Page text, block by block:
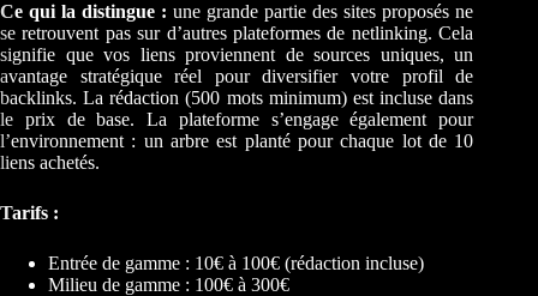
Ce qui la distingue : une grande partie des sites proposés ne
se retrouvent pas sur d’autres plateformes de netlinking. Cela
signifie que vos liens proviennent de sources uniques, un
avantage stratégique réel pour diversifier votre profil de
backlinks. La rédaction (500 mots minimum) est incluse dans
le prix de base. La plateforme s’engage également pour
l’environnement : un arbre est planté pour chaque lot de 10
liens achetés.
Tarifs :
Entrée de gamme : 10€ à 100€ (rédaction incluse)
Milieu de gamme : 100€ à 300€